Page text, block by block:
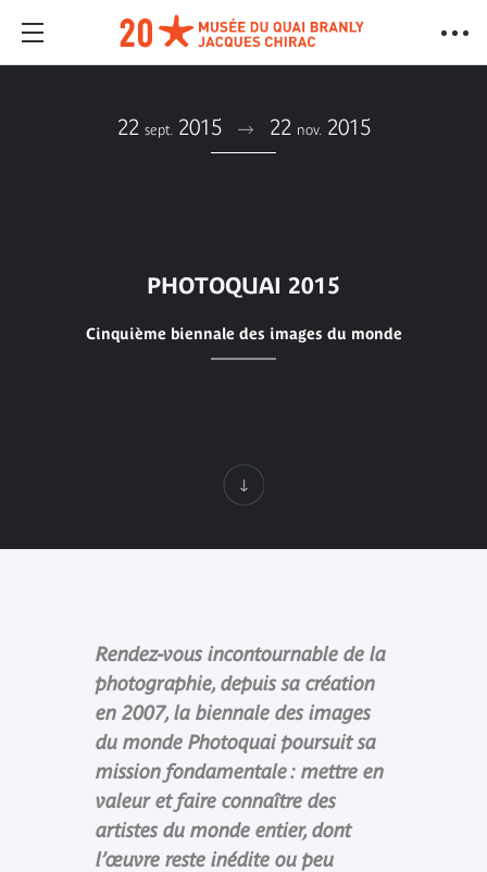
22 sept. 2015 22 nov. 2015
PHOTOQUAI 2015
Cinquième biennale des images du monde
Rendez-vous incontournable de la
photographie, depuis sa création
en 2007, la biennale des images
du monde Photoquai poursuit sa
mission fondamentale : mettre en
valeur et faire connaître des
artistes du monde entier, dont
l’œuvre reste inédite ou peu